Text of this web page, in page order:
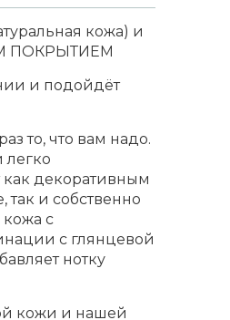
кожа) и
ПОКРЫТИЕМ
и подойдёт
то, что вам надо.
легко
как декоративным
и собственно
кожа с
с глянцевой
нотку
кожи и нашей